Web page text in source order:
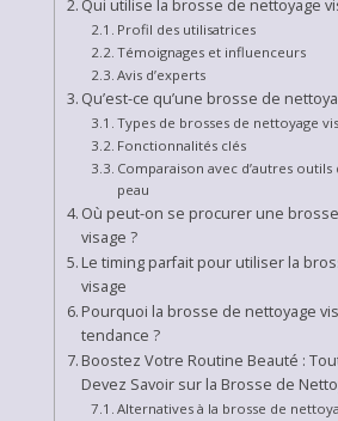
Qui utilise la brosse de nettoyage
Profil des utilisatrices
Témoignages et influenceurs
Avis d’experts
Qu’est-ce qu’une brosse de
Types de brosses de nettoyage
Fonctionnalités clés
Comparaison avec d’autres outils
peau
Où peut-on se procurer une
visage ?
Le timing parfait pour utiliser la
visage
Pourquoi la brosse de nettoyage
tendance ?
Boostez Votre Routine Beauté :
Devez Savoir sur la Brosse de
Alternatives à la brosse de